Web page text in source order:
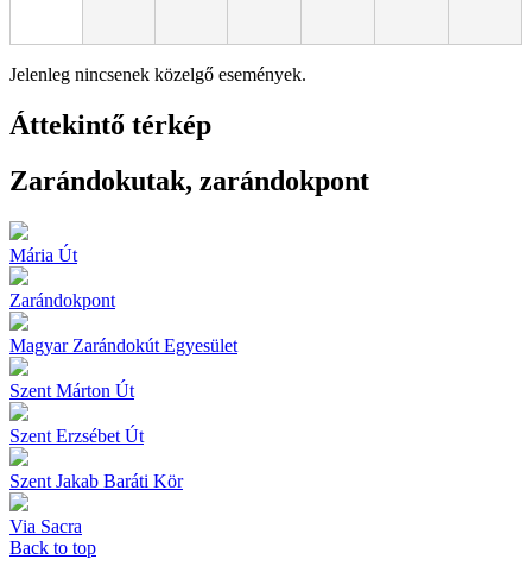
Jelenleg nincsenek közelgő események.
Áttekintő térkép
Zarándokutak, zarándokpont
Mária Út
Zarándokpont
Magyar Zarándokút Egyesület
Szent Márton Út
Szent Erzsébet Út
Szent Jakab Baráti Kör
Via Sacra
Back to top